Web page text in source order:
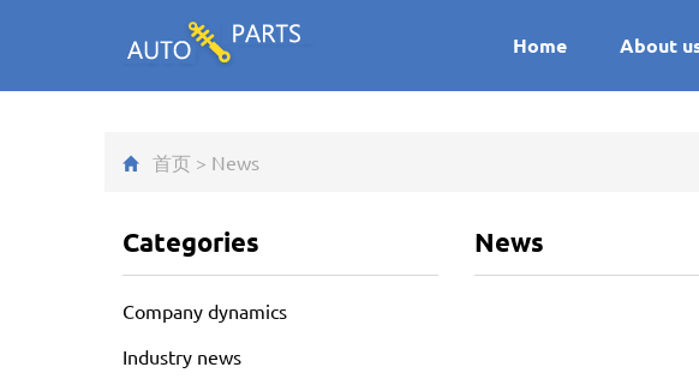
Home About
首页 > News
News
Categories
Company dynamics
Industry news